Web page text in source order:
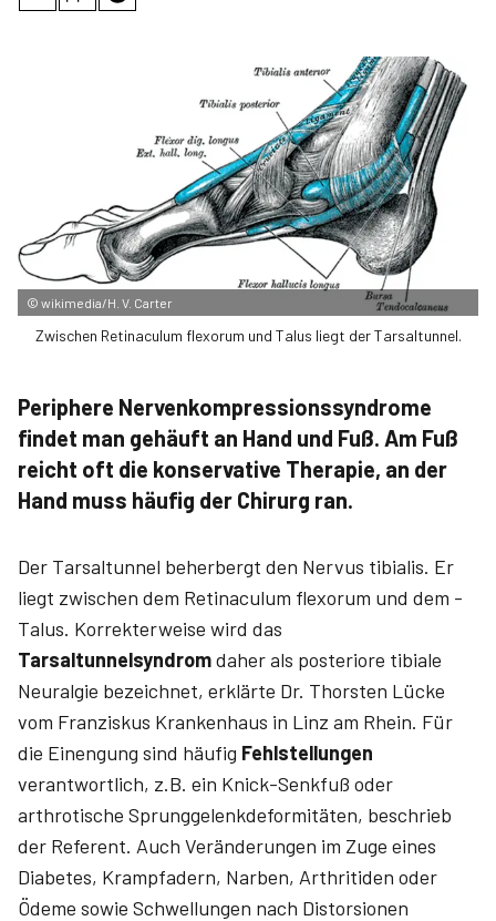
© wikimedia/H. V. Carter
Zwischen Retinaculum flexorum und Talus liegt der Tarsaltunnel.
Periphere Nervenkompressionssyndrome
findet man gehäuft an Hand und Fuß. Am Fuß
reicht oft die konservative Therapie, an der
Hand muss häufig der Chirurg ran.
Der Tarsaltunnel beherbergt den ­Nervus ­tibialis. Er
liegt zwischen dem ­Retinaculum ­flexorum und dem ­
Talus. Korrekterweise wird das
Tarsaltunnelsyndromdaher als posteriore tibiale
Neuralgie bezeichnet, erklärte Dr. ­Thorsten ­Lücke
vom Franziskus Krankenhaus in Linz am Rhein. Für
die Einengung sind häufig Fehlstellungen
verantwortlich, z.B. ein Knick-Senkfuß oder
arthrotische Sprunggelenk­deformitäten, beschrieb
der Referent. Auch Veränderungen im Zuge eines
Diabetes, Krampfadern, Narben, Arthritiden­ oder
Ödeme sowie Schwellungen nach Distorsionen